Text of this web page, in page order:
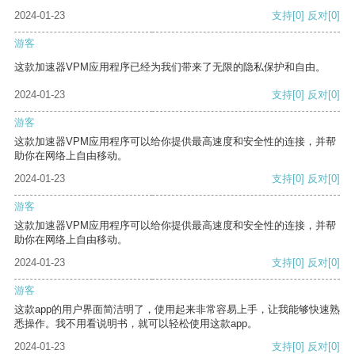
2024-01-23
支持[0] 反对[0]
游客
这款加速器VPM应用程序已经为我们带来了无限的隐私保护和自由。
2024-01-23 支持[0] 反对[0]
游客
这款加速器VPM应用程序可以给你提供最高速度和安全性的连接，并帮
助你在网络上自由移动。
2024-01-23
支持[0] 反对[0]
游客
这款加速器VPM应用程序可以给你提供最高速度和安全性的连接，并帮
助你在网络上自由移动。
2024-01-23
支持[0] 反对[0]
游客
这款app的用户界面简洁明了，使用起来非常容易上手，让我能够快速熟
悉操作。我不用看说明书，就可以轻松使用这款app。
2024-01-23
支持[0] 反对[0]